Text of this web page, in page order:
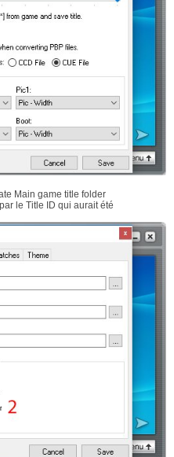
Main game title folder
le Title ID qui aurait été